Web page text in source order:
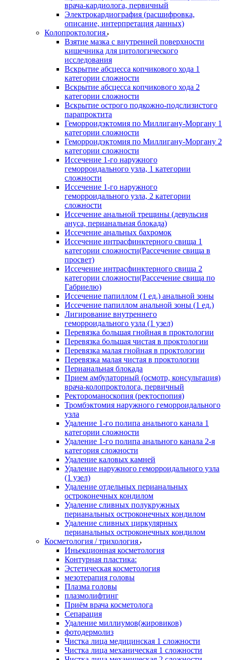
врача-кардиолога, первичный
Электрокардиография (расшифровка,
описание, интерпретация данных)
Колопроктология
Взятие мазка с внутренней поверхности
кишечника для цитологического
исследования
Вскрытие абсцесса копчикового хода 1
категории сложности
Вскрытие абсцесса копчикового хода 2
категории сложности
Вскрытие острого подкожно-подслизистого
парапроктита
Геморроидэктомия по Миллигану-Моргану 1
категории сложности
Геморроидэктомия по Миллигану-Моргану 2
категории сложности
Иссечение 1-го наружного
геморроидального узла, 1 категории
сложности
Иссечение 1-го наружного
геморроидального узла, 2 категории
сложности
Иссечение анальной трещины (девульсия
ануса, перианальная блокада)
Иссечение анальных бахромок
Иссечение интрасфинктерного свища 1
категории сложности(Рассечение свища в
просвет)
Иссечение интрасфинктерного свища 2
категории сложности(Рассечение свища по
Габриелю)
Иссечение папиллом (1 ед.) анальной зоны
Иссечение папиллом анальной зоны (1 ед.)
Лигирование внутреннего
геморроидального узла (1 узел)
Перевязка большая гнойная в проктологии
Перевязка большая чистая в проктологии
Перевязка малая гнойная в проктологии
Перевязка малая чистая в проктологии
Перианальная блокада
Прием амбулаторный (осмотр, консультация)
врача-колопроктолога, первичный
Ректороманоскопия (ректоспопия)
Тромбэктомия наружного геморроидального
узла
Удаление 1-го полипа анального канала 1
категории сложности
Удаление 1-го полипа анального канала 2-я
категория сложности
Удаление каловых камней
Удаление наружного геморроидального узла
(1 узел)
Удаление отдельных перианальных
остроконечных кондилом
Удаление сливных полукружных
перианальных остроконечных кондилом
Удаление сливных циркулярных
перианальных остроконечных кондилом
Косметология / трихология
Иньекционная косметология
Контурная пластика:
Эстетическая косметология
мезотерапия головы
Плазма головы
плазмолифтинг
Приём врача косметолога
Сепарация
Удаление миллиумов(жировиков)
фотодермолиз
Чистка лица медицинская 1 сложности
Чистка лица механическая 1 сложности